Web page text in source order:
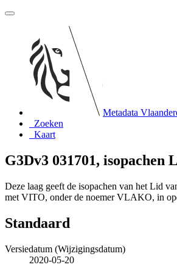
Metadata
Zoeken
Kaart
G3Dv3 031701, isopachen
Deze laag geeft de isopachen van het Lid
met VITO, onder de noemer VLAKO, in
Standaard
Versiedatum (Wijzigingsdatum)
2020-05-20